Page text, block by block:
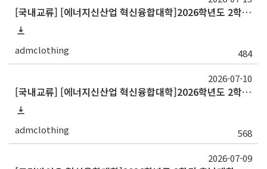
[국내교류] [에너지신산업 혁신융합대학]2026학년도 2학기 교류 수학 안내(부산대)
admclothing 484
[국내교류] [에너지신산업 혁신융합대학]2026학년도 2학기 교류 수학 안내(고려대)
admclothing 568
2026-07-10
2026-07-09